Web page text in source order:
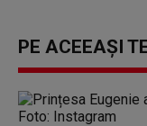
PE ACEEAȘI